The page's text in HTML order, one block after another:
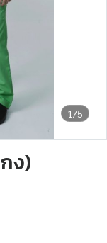
1/5
ง)